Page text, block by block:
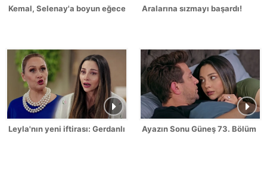
Kemal, Selenay'a boyun eğecek mi?Aralarına sızmayı başardı!
Leyla'nın yeni iftirası: Gerdanlık hırsızı!Ayazın Sonu Güneş 73. Bölüm